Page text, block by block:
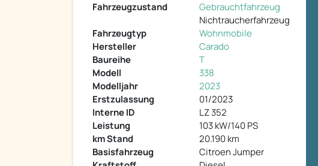
Fahrzeugzustand
Gebrauchtfahrzeug
Nichtraucherfahrzeug
Fahrzeugtyp
Wohnmobile
Hersteller
Carado
Baureihe
T
Modell
338
Modelljahr
2023
Erstzulassung
01/2023
Interne ID
LZ 352
Leistung
103 kW/140 PS
km Stand
20.190 km
Basisfahrzeug
Citroen Jumper